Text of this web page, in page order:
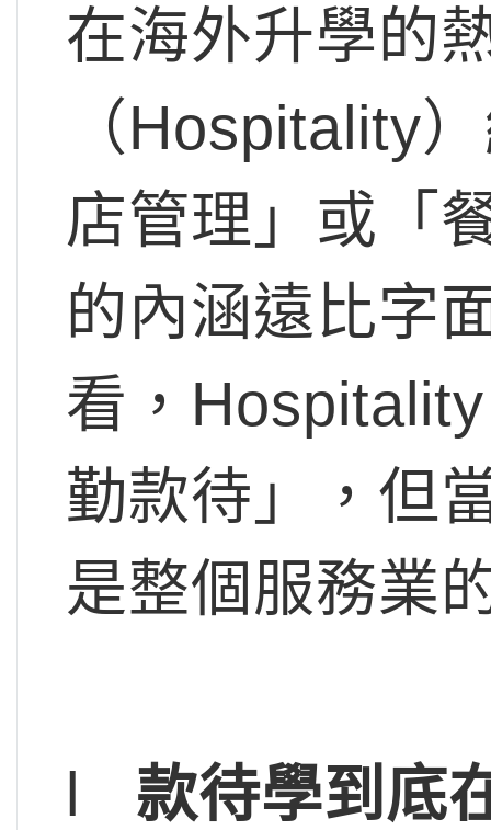
在海外升學的
（Hospitality
店管理」或「
的內涵遠比字
看，
勤款待」，但
是整個服務業
l 款待學到底